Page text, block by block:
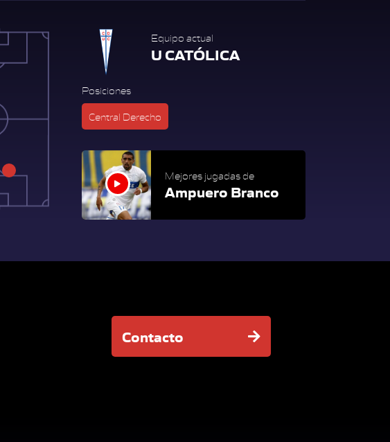
Equipo actual
U CATÓLICA
Posiciones
Central Derecho
Mejores jugadas de
Ampuero Branco
Contacto